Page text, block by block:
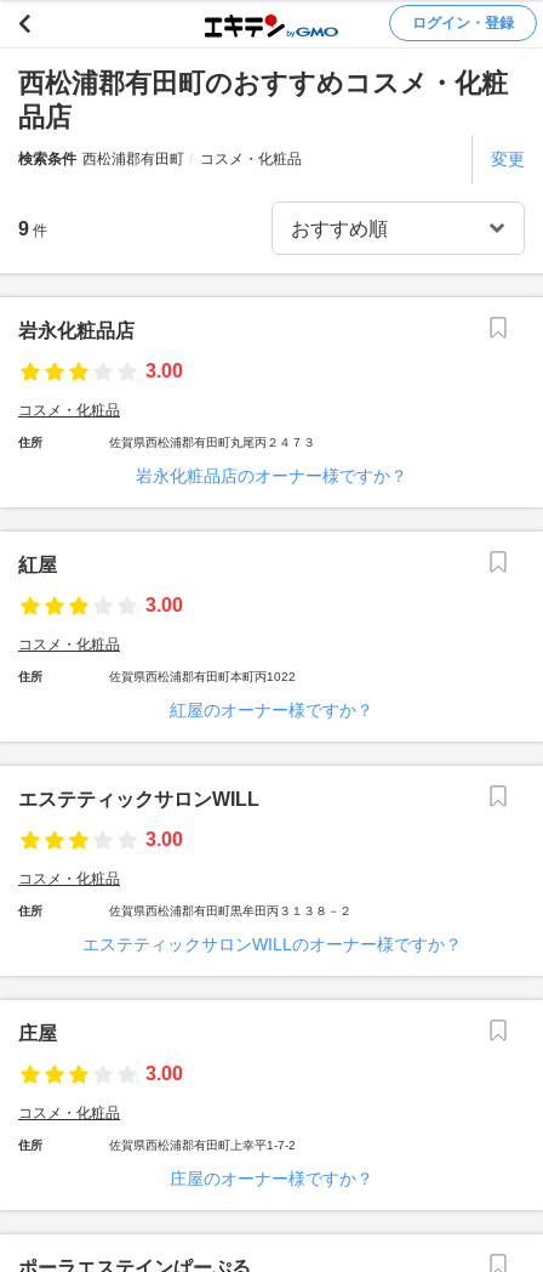
ログイン・登録
西松浦郡有田町のおすすめコスメ・化粧
品店
検索条件 西松浦郡有田町 コスメ・化粧品 変更
9 件
岩永化粧品店
3.00
コスメ・化粧品
住所 佐賀県西松浦郡有田町丸尾丙２４７３
岩永化粧品店のオーナー様ですか？
紅屋
3.00
コスメ・化粧品
住所 佐賀県西松浦郡有田町本町丙1022
紅屋のオーナー様ですか？
エステティックサロンWILL
3.00
コスメ・化粧品
住所 佐賀県西松浦郡有田町黒牟田丙３１３８－２
エステティックサロンWILLのオーナー様ですか？
庄屋
3.00
コスメ・化粧品
住所 佐賀県西松浦郡有田町上幸平1-7-2
庄屋のオーナー様ですか？
ポーラエステインぱーぷる